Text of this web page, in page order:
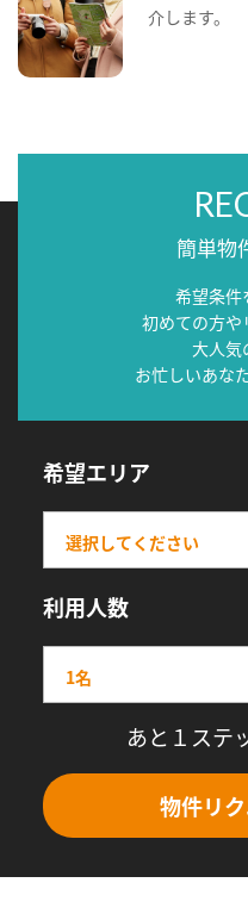
介します。
簡単物
希望条件
初めての方や
大人気
お忙しいあな
希望エリア
利用人数
あと１ステ
物件リ